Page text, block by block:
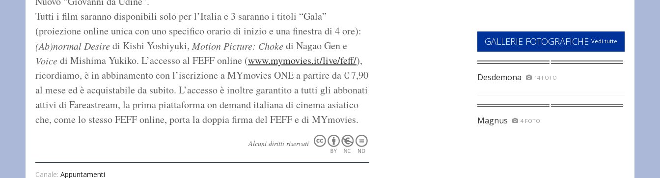
Tutti i film saranno disponibili solo per l’Italia e 3 saranno i titoli “Gala”
(proiezione online unica con uno specifico orario di inizio e una finestra di 4 ore):
(Ab)normal Desire di Kishi Yoshiyuki, Motion Picture: Choke di Nagao Gen e
Voice di Mishima Yukiko. L’accesso al FEFF online (www.mymovies.it/live/feff/),
ricordiamo, è in abbinamento con l’iscrizione a MYmovies ONE a partire da € 7,90
al mese ed è acquistabile da subito. L’accesso è inoltre garantito a tutti gli abbonati
attivi di Fareastream, la prima piattaforma on demand italiana di cinema asiatico
che, come lo stesso FEFF online, porta la doppia firma del FEFF e di MYmovies.
Alcuni diritti riservati
Canale: Appuntamenti
GALLERIE FOTOGRAFICHE Vedi tutte
Desdemona 14 FOTO
Magnus 4 FOTO